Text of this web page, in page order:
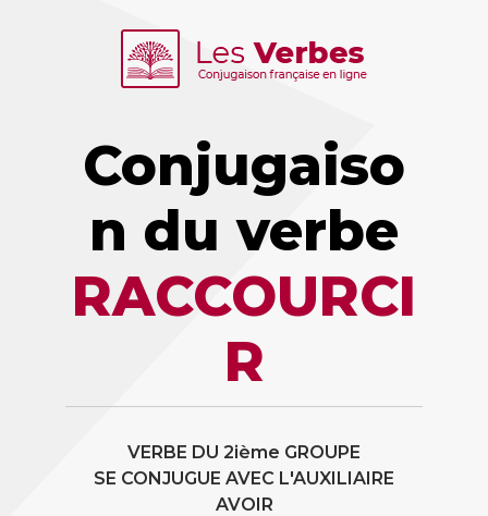
Conjugaiso
n du verbe
RACCOURCI
R
VERBE DU 2ième GROUPE
SE CONJUGUE AVEC L'AUXILIAIRE
AVOIR